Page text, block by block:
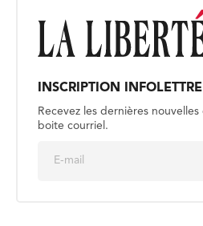
INSCRIPTION INFOLETTRE
Recevez les dernières
boite courriel.